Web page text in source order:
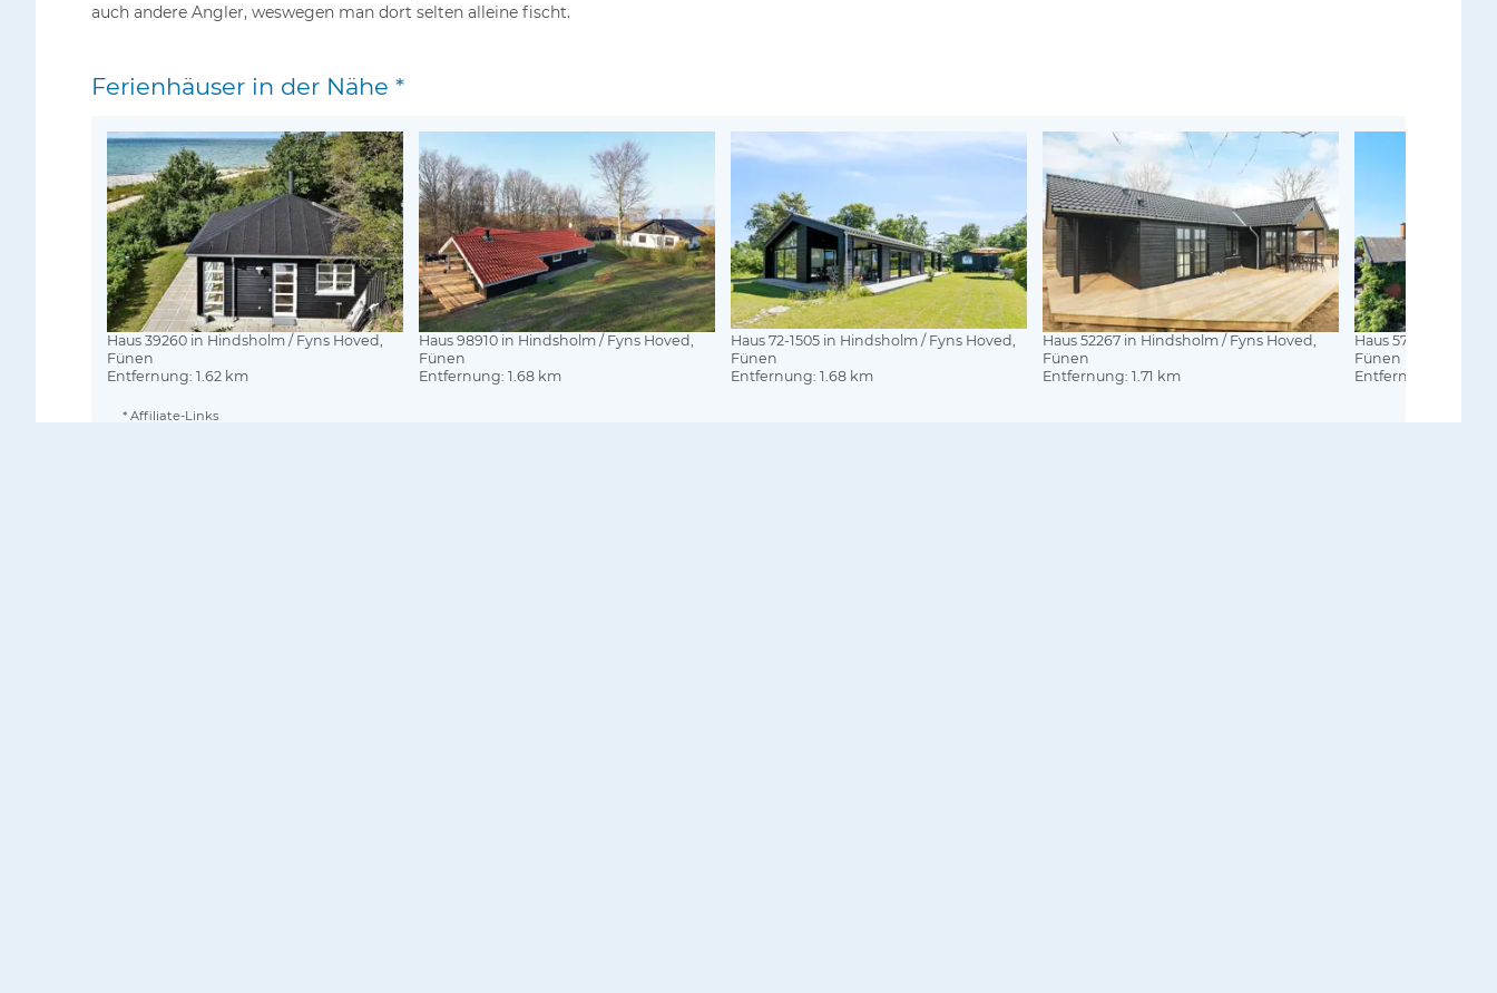
auch andere Angler, weswegen man dort selten alleine fischt.
Ferienhäuser in der Nähe *
Haus 39260 in Hindsholm / Fyns Hoved,
Fünen
Entfernung: 1.62 km
Haus 98910 in Hindsholm / Fyns Hoved,
Fünen
Entfernung: 1.68 km
Haus 72-1505 in Hindsholm / Fyns Hoved,
Fünen
Entfernung: 1.68 km
Haus 52267 in Hindsholm / Fyns Hoved,
Fünen
Entfernung: 1.71 km
Haus 57391 in
Fünen
Entfernung: 1.72 km
* Affiliate-Links